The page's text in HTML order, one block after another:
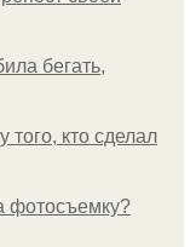
бегать,
кто сделал
фотосъемку?